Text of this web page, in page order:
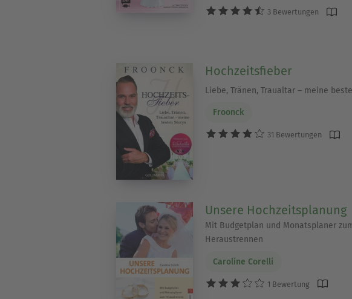
3 Bewertungen
Hochzeitsfieber
Liebe, Tränen, Traualtar – meine
Froonck
31 Bewertungen
Unsere Hochzeitsplanung
Mit Budgetplan und Monatsplaner
Heraustrennen
Caroline Corelli
1 Bewertung